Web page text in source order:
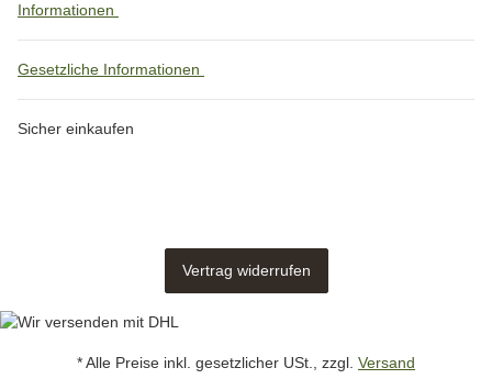
Informationen
Gesetzliche Informationen
Sicher einkaufen
Vertrag widerrufen
* Alle Preise inkl. gesetzlicher USt., zzgl. Versand